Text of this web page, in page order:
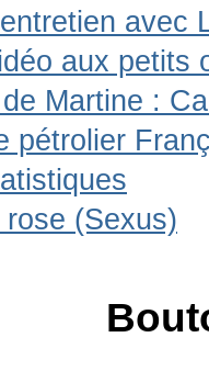
avec
aux petits
Martine :
pétrolier
(Sexus)